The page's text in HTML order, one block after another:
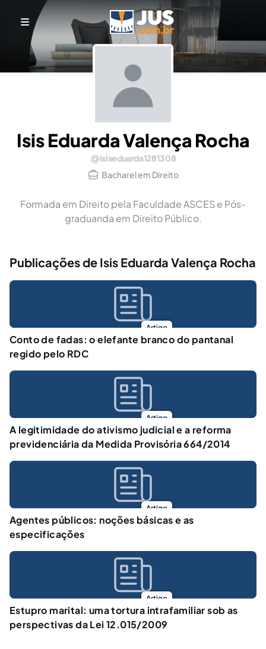
Isis Eduarda Valença Rocha
isiseduarda1281308
Bacharel em Direito
Formada em Direito pela Faculdade ASCES e Pós-
graduanda em Direito Público.
Publicações de Isis Eduarda Valença Rocha
Artigo
Conto de fadas: o elefante branco do pantanal
regido pelo RDC
Artigo
A legitimidade do ativismo judicial e a reforma
previdenciária da Medida Provisória 664/2014
Artigo
Agentes públicos: noções básicas e as
especificações
Artigo
Estupro marital: uma tortura intrafamiliar sob as
perspectivas da Lei 12.015/2009